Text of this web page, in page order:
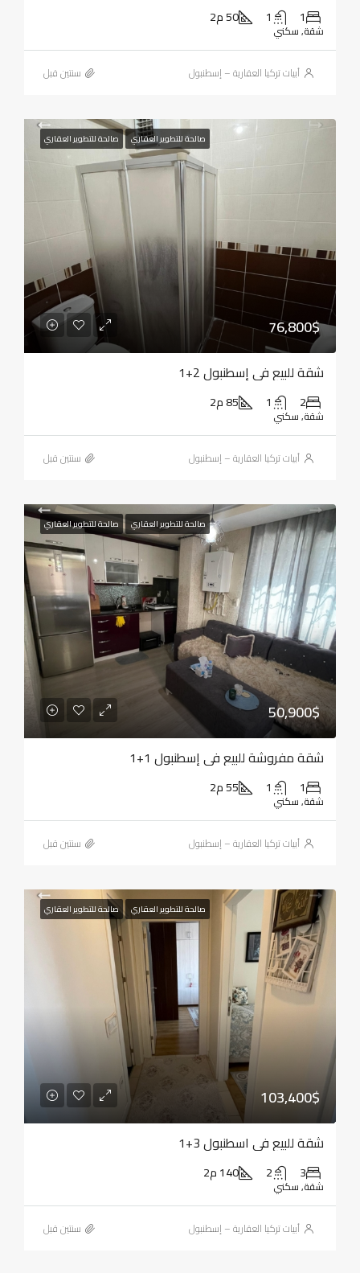
1
1 50 م2
شقة, سكني
أبيات تركيا العقارية – إسطنبول ‏سنتين قبل
صالحة للتطوير العقاري صالحة للتطوير العقاري
76,800$
شقة للبيع في إسطنبول 2+1
2
1 85 م2
شقة, سكني
أبيات تركيا العقارية – إسطنبول ‏سنتين قبل
صالحة للتطوير العقاري صالحة للتطوير العقاري
50,900$
شقة مفروشة للبيع في إسطنبول 1+1
1
1 55 م2
شقة, سكني
أبيات تركيا العقارية – إسطنبول ‏سنتين قبل
صالحة للتطوير العقاري صالحة للتطوير العقاري
103,400$
شقة للبيع في اسطنبول 3+1
3
2 140 م2
شقة, سكني
أبيات تركيا العقارية – إسطنبول ‏سنتين قبل